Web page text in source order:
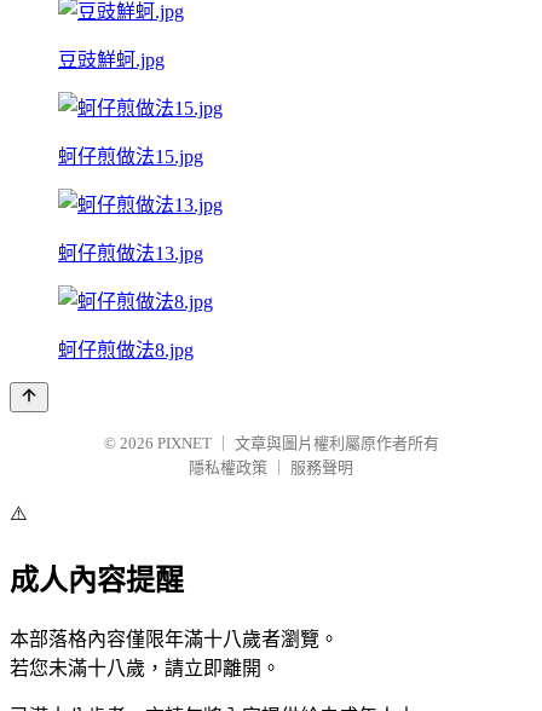
豆豉鮮蚵.jpg
蚵仔煎做法15.jpg
蚵仔煎做法13.jpg
蚵仔煎做法8.jpg
© 2026 PIXNET
文章與圖片權利屬原作者所有
隱私權政策
服務聲明
⚠️
成人內容提醒
本部落格內容僅限年滿十八歲者瀏覽。
若您未滿十八歲，請立即離開。